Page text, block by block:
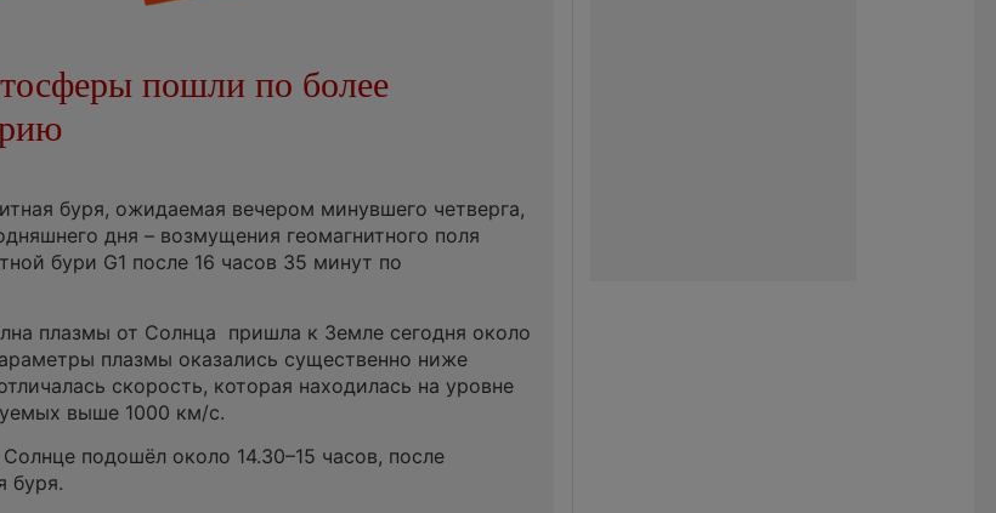
пошли по более
буря, ожидаемая вечером минувшего четверга,
дня – возмущения геомагнитного поля
бури G1 после 16 часов 35 минут по
плазмы от Солнца пришла к Земле сегодня около
плазмы оказались существенно ниже
скорость, которая находилась на уровне
выше 1000 км/с.
подошёл около 14.30–15 часов, после
буря.